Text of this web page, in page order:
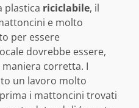
plastica riciclabile, il
e molto
per essere
dovrebbe essere,
corretta. I
un lavoro molto
i mattoncini trovati